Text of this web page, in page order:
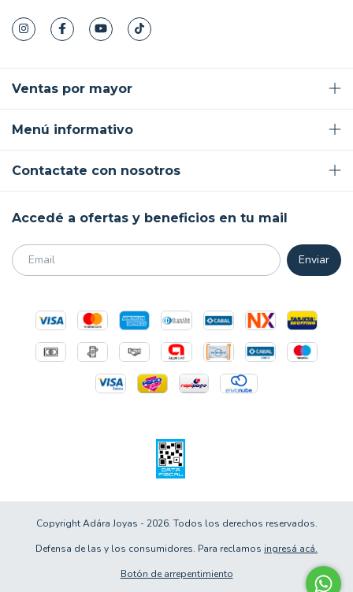
Ventas por mayor
Menú informativo
Contactate con nosotros
Accedé a ofertas y beneficios en tu mail
Copyright Adára Joyas - 2026. Todos los derechos reservados.
Defensa de las y los consumidores. Para reclamos ingresá acá.
Botón de arrepentimiento